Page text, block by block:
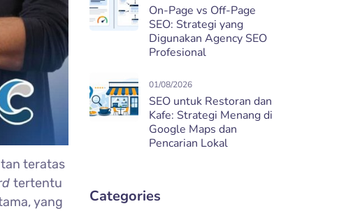
teratas
tertentu
yang
On-Page vs Off-Page
SEO: Strategi yang
Digunakan Agency SEO
Profesional
01/08/2026
SEO untuk Restoran dan
Kafe: Strategi Menang di
Google Maps dan
Pencarian Lokal
Categories